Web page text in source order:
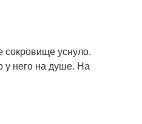
сокровище уснуло.
у него на душе. На